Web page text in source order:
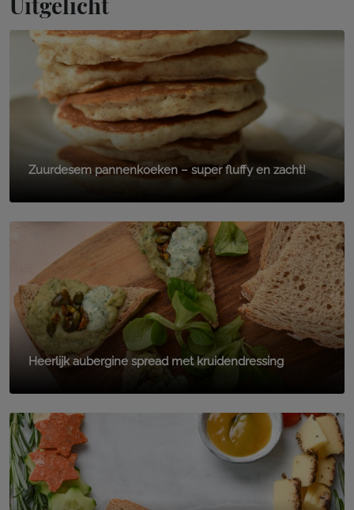
Zuurdesem pannenkoeken – super fluffy en zacht!
Heerlijk aubergine spread met kruidendressing